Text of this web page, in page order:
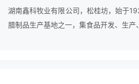
湖南鑫科牧业有限公司，松桂坊，始于
腊制品生产基地之一，集食品开发、生